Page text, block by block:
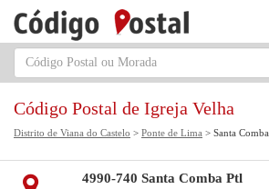
Código Postal de Igreja Velha
Distrito de Viana do Castelo > Ponte de Lima > Santa Comba
4990-740 Santa Comba Ptl